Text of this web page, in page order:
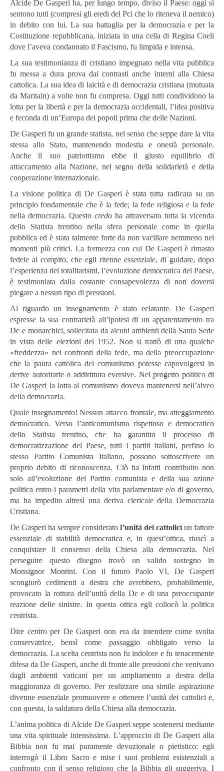
Alcide De Gasperi ha, per lungo tempo, diviso il Paese: oggi si
sentono tutti (compresi gli eredi del Pci che lo riteneva il nemico)
in debito con lui. La sua battaglia per la democrazia e per la
Costituzione repubblicana, iniziata in una cella di Regina Coeli
dove l’aveva condannato il Fascismo, fu limpida e intensa.
La sua testimonianza di cristiano impegnato nella vita pubblica
fu messa a dura prova dai contrasti anche interni alla Chiesa
cattolica. La sua idea di laicità e di democrazia cristiana (mutuata
da Maritain) a volte non fu compresa. Oggi tutti condividono la
lotta per la libertà e per la democrazia occidentali, l’idea positiva
e feconda di un’Europa dei popoli prima che delle Nazioni.
De Gasperi fu un grande statista, nel senso che seppe dare la vita
stessa allo Stato, mantenendo modestia e onestà personale.
Anche il suo patriottismo ebbe il giusto equilibrio di
attaccamento alla Nazione, nel segno della solidarietà e della
cooperazione internazionale.
La visione politica di De Gasperi è stata tutta radicata su un
principio fondamentale che è la fede; la fede religiosa e la fede
nella democrazia. Questo credo ha attraversato tutta la vicenda
dello Statista trentino nella sfera personale come in quella
pubblica ed è stata talmente forte da non vacillare nemmeno nei
momenti più critici. La fermezza con cui De Gasperi è rimasto
fedele al compito, che egli ritenne essenziale, di guidare, dopo
l’esperienza dei totalitarismi, l’evoluzione democratica del Paese,
è testimoniata dalla costante consapevolezza di non doversi
piegare a nessun tipo di pressioni.
Al riguardo un insegnamento è stato eclatante. De Gasperi
espresse la sua contrarietà all’ipotesi di un apparentamento tra
Dc e monarchici, sollecitata da alcuni ambienti della Santa Sede
in vista delle elezioni del 1952. Non si trattò di una qualche
«freddezza» nei confronti della fede, ma della preoccupazione
che la paura cattolica del comunismo potesse capovolgersi in
derive autoritarie o addirittura eversive. Nel progetto politico di
De Gasperi la lotta al comunismo doveva mantenersi nell’alveo
della democrazia.
Quale insegnamento! Nessun attacco frontale, ma atteggiamento
democratico. Verso l’anticomunismo rispettoso e democratico
dello Statista trentino, che ha garantito il processo di
democratizzazione del Paese, tutti i partiti italiani, perfino lo
stesso Partito Comunista Italiano, possono sottoscrivere un
proprio debito di riconoscenza. Ciò ha infatti contribuito non
solo all’evoluzione del Partito comunista e della sua azione
politica entro i parametri della vita parlamentare e/o di governo,
ma ha impedito altresì una deriva clericale della Democrazia
Cristiana.
De Gasperi ha sempre considerato l’unità dei cattolici un fattore
essenziale di stabilità democratica e, in quest’ottica, riuscì a
conquistare il consenso della Chiesa alla democrazia. Nel
perseguire questo disegno trovò un valido sostegno in
Monsignor Montini. Con il futuro Paolo VI, De Gasperi
scongiurò cedimenti a destra che avrebbero, probabilmente,
provocato la rottura dell’unità della Dc e di una preoccupante
reazione delle sinistre. In questa ottica egli collocò la politica
centrista.
Dire centroper De Gasperi non era da intendere come svolta
conservatrice, bensì come passaggio obbligato verso la
democrazia. La scelta centrista non fu indolore e fu tenacemente
difesa da De Gasperi, anche di fronte alle pressioni che venivano
dagli ambienti vaticani per un ampliamento a destra della
maggioranza di governo. Per realizzare una simile aspirazione
divenne essenziale promuovere e ottenere l’unità dei cattolici e,
con questa, la saldatura della Chiesa alla democrazia.
L’anima politica di Alcide De Gasperi seppe sostenersi mediante
una vita spirituale intensissima. L’approccio di De Gasperi alla
Bibbia non fu mai puramente devozionale o pietistico: egli
interrogò il Libro Sacro e mise i suoi problemi esistenziali a
confronto con il senso religioso che la Bibbia gli suggeriva. I